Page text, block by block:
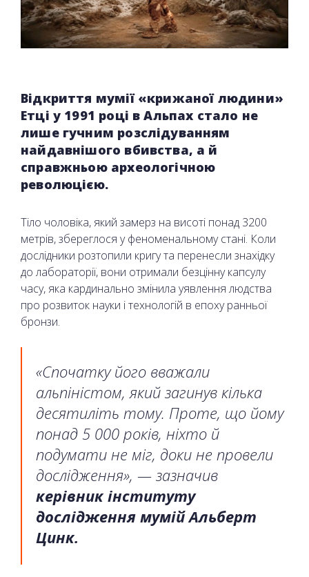
Відкриття мумії «крижаної людини»
Етці у 1991 році в Альпах стало не
лише гучним розслідуванням
найдавнішого вбивства, а й
справжньою археологічною
революцією.
Тіло чоловіка, який замерз на висоті понад 3200
метрів, збереглося у феноменальному стані. Коли
дослідники розтопили кригу та перенесли знахідку
до лабораторії, вони отримали безцінну капсулу
часу, яка кардинально змінила уявлення людства
про розвиток науки і технологій в епоху ранньої
бронзи.
«Спочатку його вважали
альпіністом, який загинув кілька
десятиліть тому. Проте, що йому
понад 5 000 років, ніхто й
подумати не міг, доки не провели
дослідження», — зазначив
керівник інституту
дослідження мумій Альберт
Цинк.